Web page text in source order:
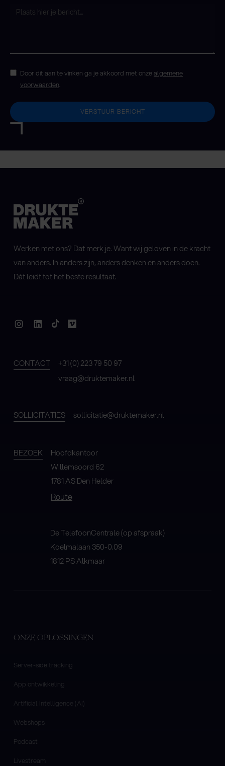
Door dit aan te vinken ga je akkoord met onzealgemene
voorwaarden.
Werken met ons? Dat merk je. Want wij geloven in de kracht
van anders. In anders zijn, anders denken en anders doen.
Dát leidt tot het beste resultaat.
CONTACT
+31 (0) 223 79 50 97
vraag@druktemaker.nl
SOLLICITATIES sollicitatie@druktemaker.nl
BEZOEK
Hoofdkantoor
Willemsoord 62
1781 AS Den Helder
Route
De TelefoonCentrale (op afspraak)
Koelmalaan 350-0.09
1812 PS Alkmaar
ONZE OPLOSSINGEN
Server-side tracking
App ontwikkeling
Artificial Intelligence (AI)
Webshops
Podcast
Livestream